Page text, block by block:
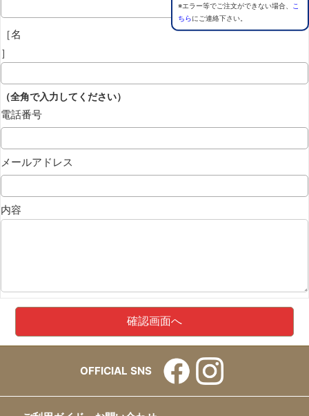
※エラー等でご注文ができない場合、
こ
ちらにご連絡下さい。
［名
］
（全角で入力してください）
電話番号
メールアドレス
内容
OFFICIAL SNS